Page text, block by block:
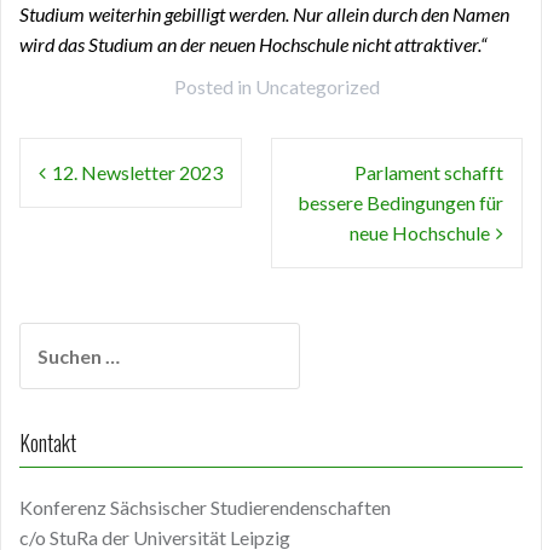
Studium weiterhin gebilligt werden. Nur allein durch den Namen
wird das Studium an der neuen Hochschule nicht attraktiver.“
Posted in Uncategorized
Beitragsnavigation
12. Newsletter 2023
Parlament schafft
bessere Bedingungen für
neue Hochschule
nach:
Kontakt
Konferenz Sächsischer Studierendenschaften
c/o StuRa der Universität Leipzig